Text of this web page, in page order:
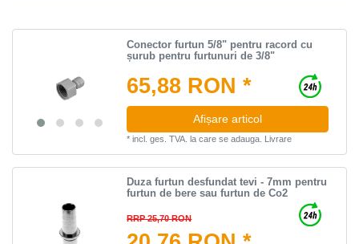
Conector furtun 5/8" pentru racord cu
șurub pentru furtunuri de 3/8"
65,88 RON *
Afișare articol
*incl. ges. TVA. la care se adauga. Livrare
Duza furtun desfundat tevi - 7mm pentru
furtun de bere sau furtun de Co2
RRP 25,70 RON